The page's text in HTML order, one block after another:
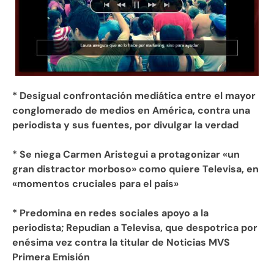
* Desigual confrontación mediática entre el mayor
conglomerado de medios en América, contra una
periodista y sus fuentes, por divulgar la verdad
* Se niega Carmen Aristegui a protagonizar «un
gran distractor morboso» como quiere Televisa, en
«momentos cruciales para el país»
* Predomina en redes sociales apoyo a la
periodista; Repudian a Televisa, que despotrica por
enésima vez contra la titular de Noticias MVS
Primera Emisión